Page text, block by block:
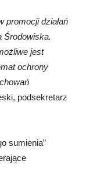
promocji działań
Środowiska.
jest
ochrony
podsekretarz
sumienia”